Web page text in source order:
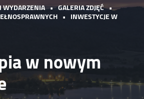
WYDARZENIA • GALERIA ZDJĘĆ •
• INWESTYCJE W
w nowym